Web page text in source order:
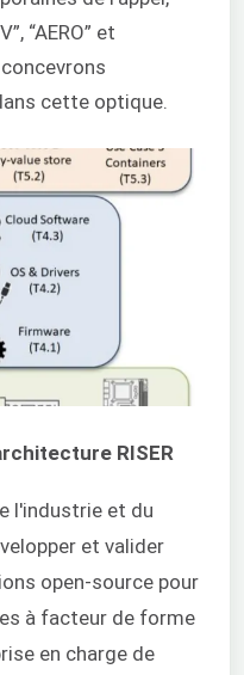
“AERO” et
concevrons
cette optique.
RISER
l'industrie et du
et valider
open-source pour
à facteur de forme
en charge de